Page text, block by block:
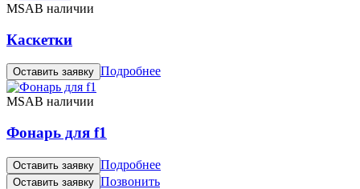
MSAВ наличии
Каскетки
Оставить заявку Подробнее
MSAВ наличии
Фонарь для f1
Оставить заявку Подробнее
Оставить заявку Позвонить